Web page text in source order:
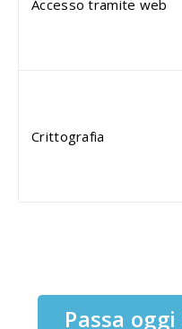
Accesso tramite web
Crittografia
Passa